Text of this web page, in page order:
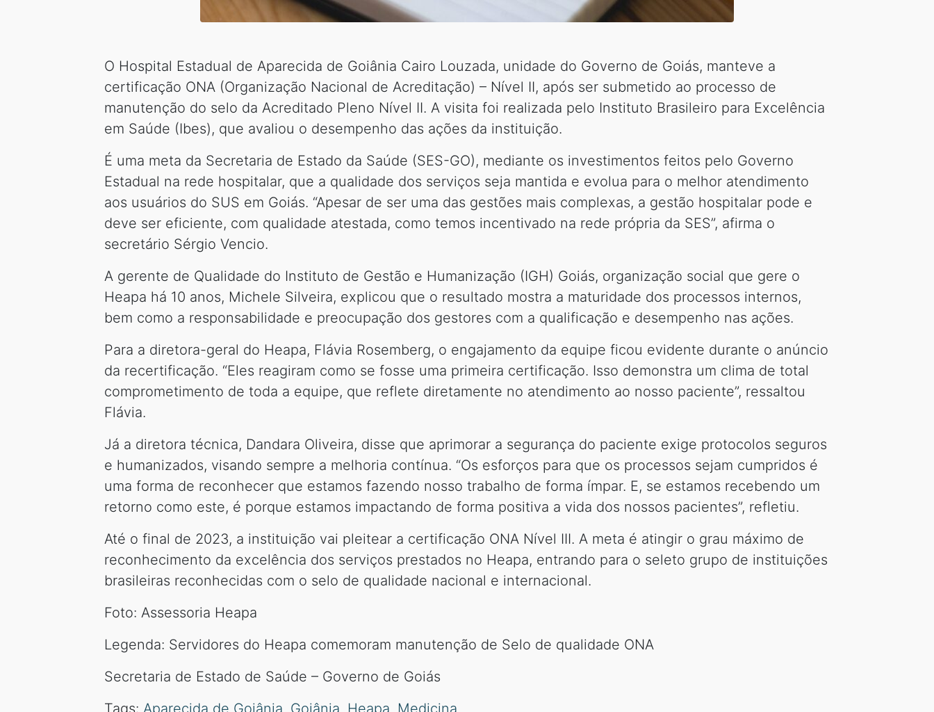
O Hospital Estadual de Aparecida de Goiânia Cairo Louzada, unidade do Governo de Goiás, manteve a
certificação ONA (Organização Nacional de Acreditação) – Nível II, após ser submetido ao processo de
manutenção do selo da Acreditado Pleno Nível II. A visita foi realizada pelo Instituto Brasileiro para Excelência
em Saúde (Ibes), que avaliou o desempenho das ações da instituição.
É uma meta da Secretaria de Estado da Saúde (SES-GO), mediante os investimentos feitos pelo Governo
Estadual na rede hospitalar, que a qualidade dos serviços seja mantida e evolua para o melhor atendimento
aos usuários do SUS em Goiás. “Apesar de ser uma das gestões mais complexas, a gestão hospitalar pode e
deve ser eficiente, com qualidade atestada, como temos incentivado na rede própria da SES”, afirma o
secretário Sérgio Vencio.
A gerente de Qualidade do Instituto de Gestão e Humanização (IGH) Goiás, organização social que gere o
Heapa há 10 anos, Michele Silveira, explicou que o resultado mostra a maturidade dos processos internos,
bem como a responsabilidade e preocupação dos gestores com a qualificação e desempenho nas ações.
Para a diretora-geral do Heapa, Flávia Rosemberg, o engajamento da equipe ficou evidente durante o anúncio
da recertificação. “Eles reagiram como se fosse uma primeira certificação. Isso demonstra um clima de total
comprometimento de toda a equipe, que reflete diretamente no atendimento ao nosso paciente”, ressaltou
Flávia.
Já a diretora técnica, Dandara Oliveira, disse que aprimorar a segurança do paciente exige protocolos seguros
e humanizados, visando sempre a melhoria contínua. “Os esforços para que os processos sejam cumpridos é
uma forma de reconhecer que estamos fazendo nosso trabalho de forma ímpar. E, se estamos recebendo um
retorno como este, é porque estamos impactando de forma positiva a vida dos nossos pacientes”, refletiu.
Até o final de 2023, a instituição vai pleitear a certificação ONA Nível III. A meta é atingir o grau máximo de
reconhecimento da excelência dos serviços prestados no Heapa, entrando para o seleto grupo de instituições
brasileiras reconhecidas com o selo de qualidade nacional e internacional.
Foto: Assessoria Heapa
Legenda: Servidores do Heapa comemoram manutenção de Selo de qualidade ONA
Secretaria de Estado de Saúde – Governo de Goiás
Tags: Aparecida de Goiânia Goiânia Heapa Medicina